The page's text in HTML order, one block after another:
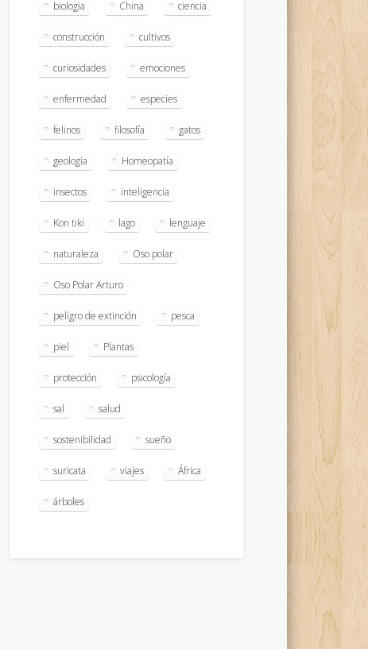
biologia China ciencia
construcción cultivos
curiosidades emociones
enfermedad especies
felinos filosofía gatos
geologia Homeopatía
insectos inteligencia
Kon tiki lago lenguaje
naturaleza Oso polar
Oso Polar Arturo
peligro de extinción pesca
piel Plantas
protección psicología
sal salud
sostenibilidad sueño
suricata viajes África
árboles